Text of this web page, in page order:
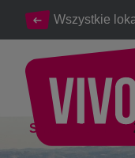
Wszystkie
Strona Główna
Idealne miejsce na